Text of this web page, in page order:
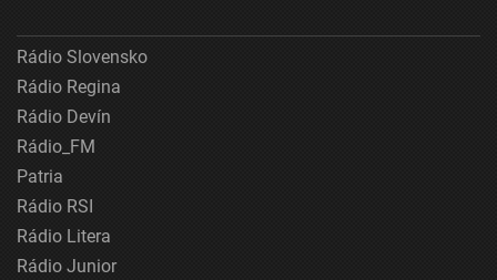
Rádio Slovensko
Rádio Regina
Rádio Devín
Rádio_FM
Patria
Rádio RSI
Rádio Litera
Rádio Junior